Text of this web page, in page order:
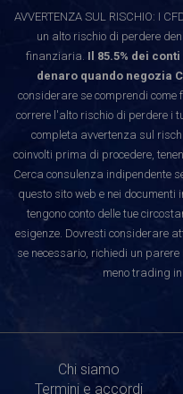
AVVERTENZA SUL RISCHIO: I
un alto rischio di perdere
finanziaria. Il 85.5% dei
denaro quando negozia
considerare se comprendi come
correre l'alto rischio di perdere i
completa avvertenza sul
coinvolti prima di procedere,
Cerca consulenza indipendente
questo sito web e nei
tengono conto delle tue
esigenze. Dovresti considerare
se necessario, richiedi un
meno trading
Chi siamo
Termini e accordi